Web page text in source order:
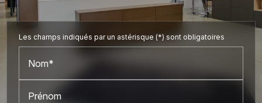
Les champs indiqués par un astérisque (*) sont obligatoires
Nom*
Prénom